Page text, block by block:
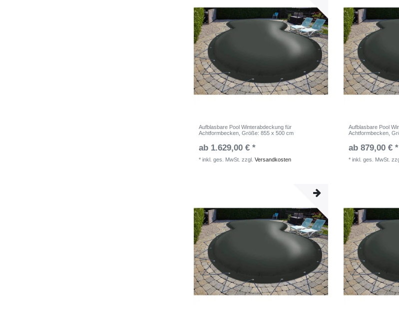
Aufblasbare Pool Winterabdeckung für
Achtformbecken , Größe: 855 x 500 cm
ab 1.629,00 € *
*inkl. ges. MwSt. zzgl.Versandkosten
Aufblasbare Pool
Achtformbecken ,
ab 879,00 € *
*inkl. ges. MwSt.